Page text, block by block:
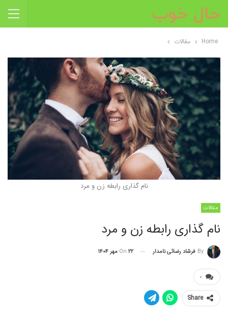
Home مقالات
نام گذاری رابطه زن و مرد
مقالات
نام گذاری رابطه زن و مرد
By فرشاد رضائی نامدار On ۲۲ مهر ۱۴۰۴
۰
Share